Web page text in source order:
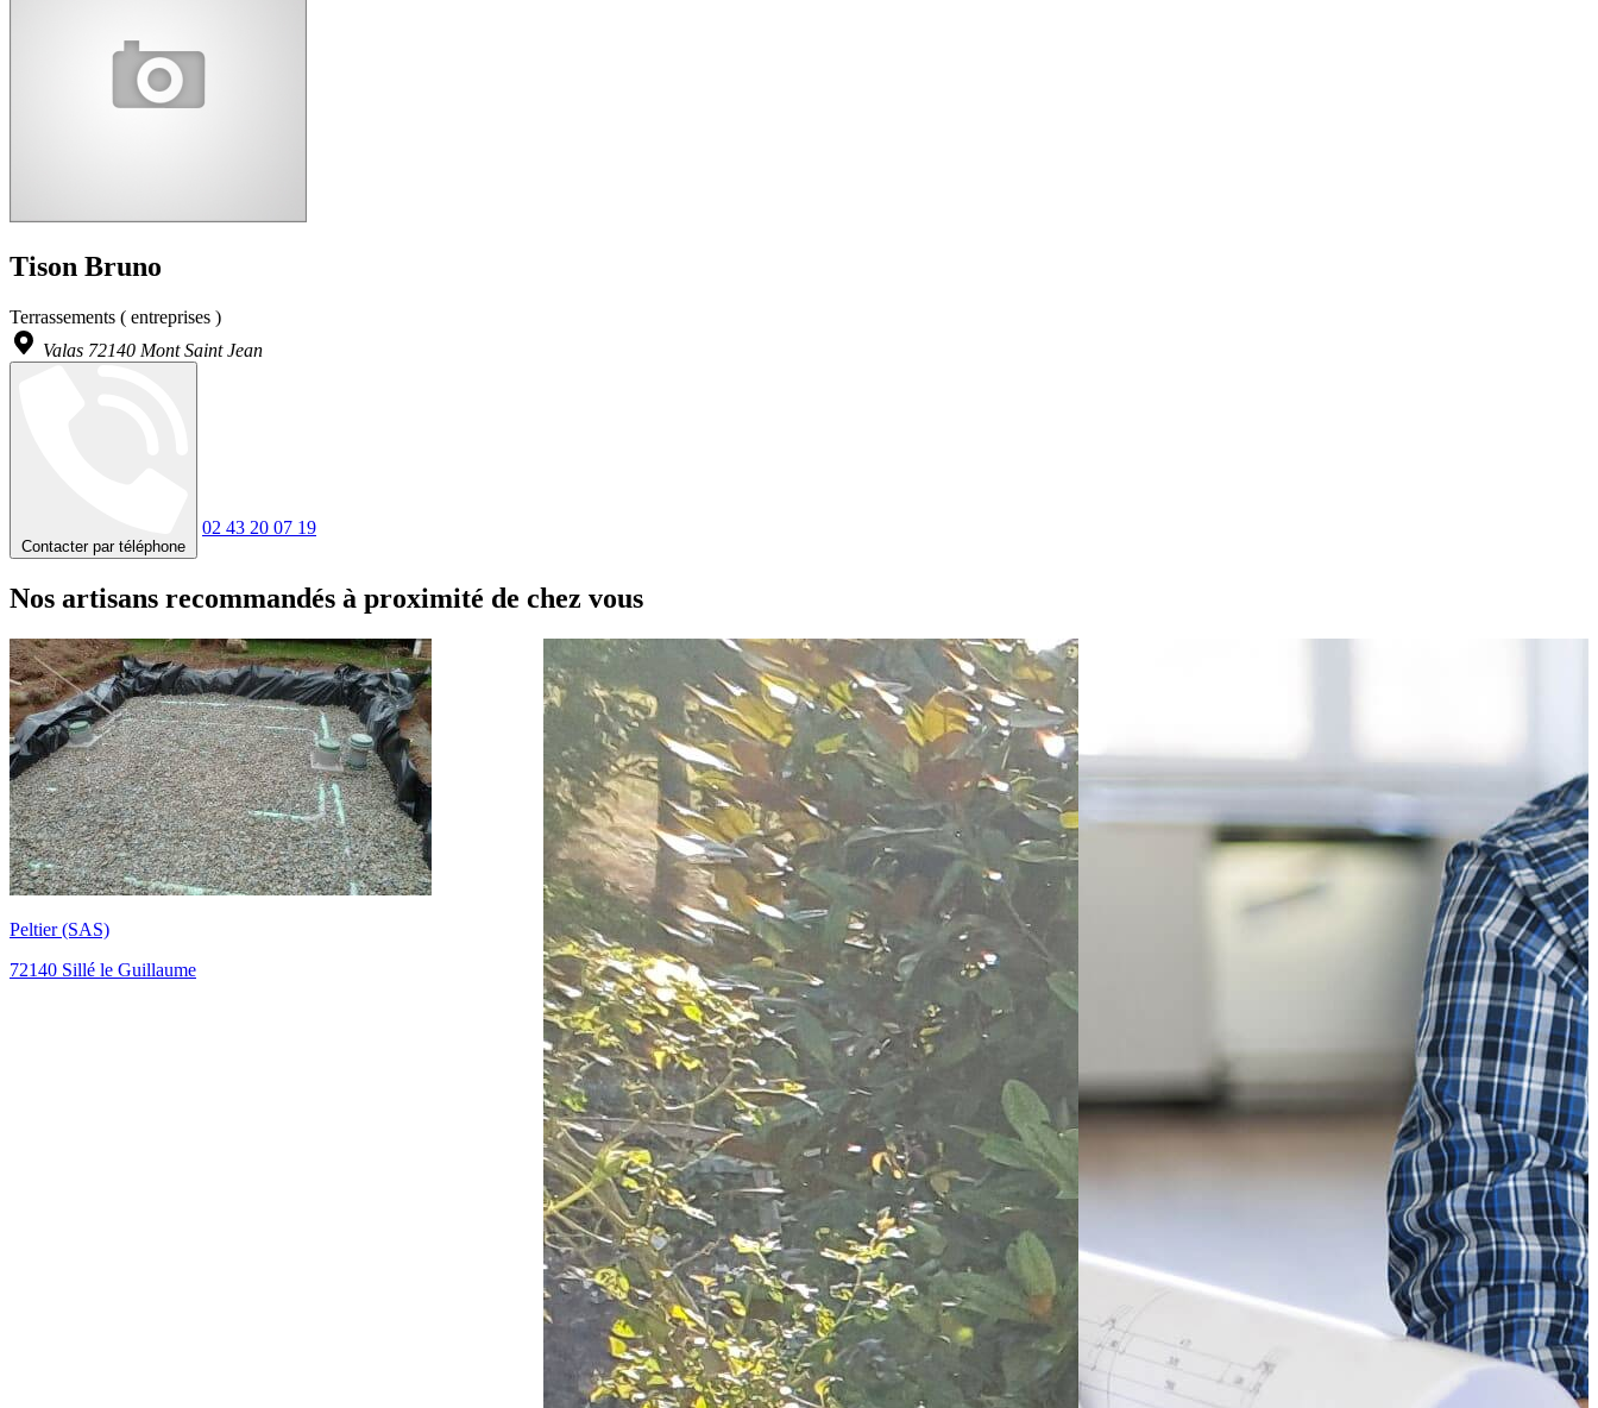
Tison Bruno
Terrassements ( entreprises )
Valas 72140 Mont Saint Jean
Contacter par téléphone
02 43 20 07 19
Nos artisans recommandés à proximité de chez vous